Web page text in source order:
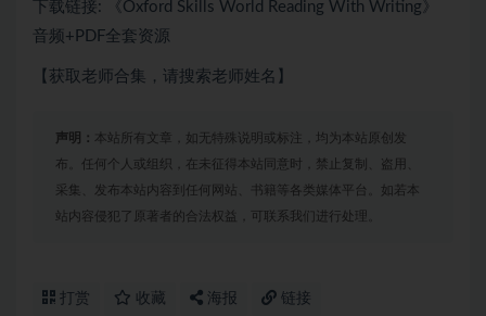
下载链接: 《Oxford Skills World Reading With Writing》
音频+PDF全套资源
【获取老师合集，请搜索老师姓名】
声明： 本站所有文章，如无特殊说明或标注，均为本站原创发
布。任何个人或组织，在未征得本站同意时，禁止复制、盗用、
采集、发布本站内容到任何网站、书籍等各类媒体平台。如若本
站内容侵犯了原著者的合法权益，可联系我们进行处理。
打赏 收藏 海报 链接